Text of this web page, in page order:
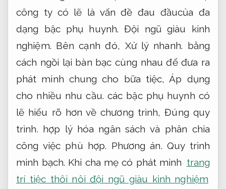
công ty có lẽ là vấn đề đau đầucủa đa
dạng bậc phụ huynh.Đội ngũ giàu kinh
nghiệm. Bên cạnh đó, Xử lý nhanh. bằng
cách ngồi lại bàn bạc cùng nhau để đưa ra
phát minh chung cho bữa tiệc,Áp dụng
cho nhiều nhu cầu. các bậc phụ huynh có
lẽ hiểu rõ hơn về chương trình,Đúng quy
trình. hợp lý hóa ngân sách và phân chia
công việc phù hợp. Phương án. Quy trình
minh bạch. Khi cha mẹ có phát minh trang
trí tiệc thôi nôi đội ngũ giàu kinh nghiệm